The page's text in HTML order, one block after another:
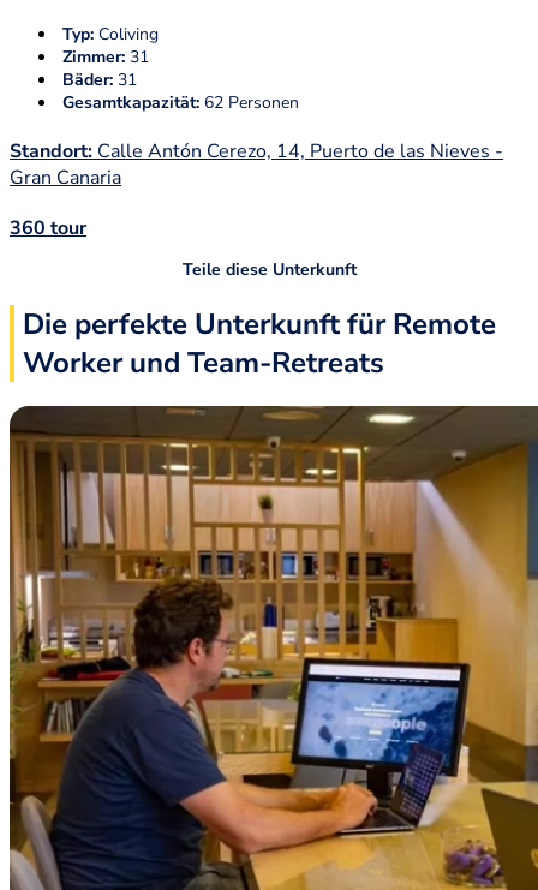
Typ: Coliving
Zimmer: 31
Bäder: 31
Gesamtkapazität: 62 Personen
Standort: Calle Antón Cerezo, 14, Puerto de las Nieves -
Gran Canaria
360 tour
Teile diese Unterkunft
Die perfekte Unterkunft für Remote
Worker und Team-Retreats